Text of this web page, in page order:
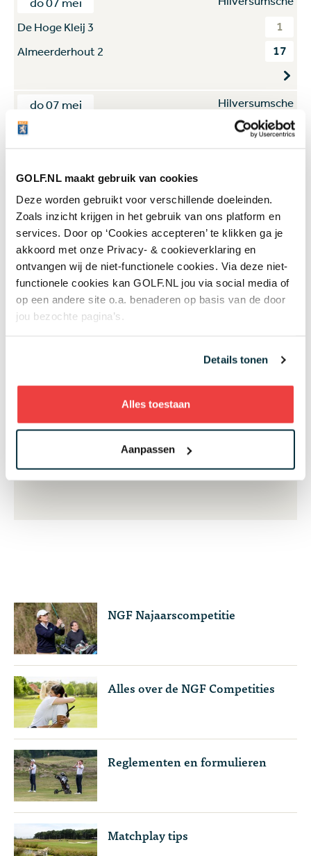
GOLF.NL maakt gebruik van cookies
Deze worden gebruikt voor verschillende doeleinden.
Zoals inzicht krijgen in het gebruik van ons platform en
services. Door op ‘Cookies accepteren’ te klikken ga je
akkoord met onze Privacy- & cookieverklaring en
ontvangen wij de niet-functionele cookies. Via deze niet-
functionele cookies kan GOLF.NL jou via social media of
op een andere site o.a. benaderen op basis van de door
jou bezochte pagina’s.
Details tonen
Alles toestaan
Aanpassen
De Hoge Kleij 3
1
Almeerderhout 2 17
do 07 mei
Hilversumsche
Old Course Loenen 1
4
Meld je hier aan voor de
GOLF.NL nieuwsbrief !
Aanmelden
NGF Najaarscompetitie
Alles over de NGF Competities
Reglementen en formulieren
Matchplay tips